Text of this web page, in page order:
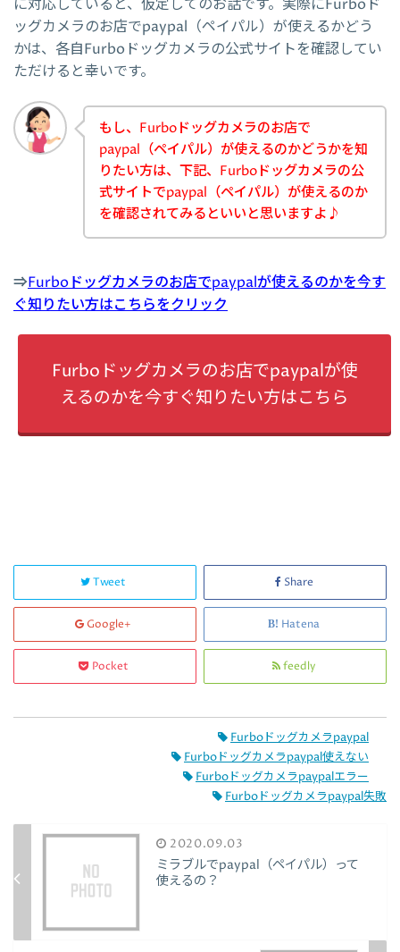
に対応していると、仮定してのお話です。実際にFurboド
ッグカメラのお店でpaypal（ペイパル）が使えるかどう
かは、各自Furboドッグカメラの公式サイトを確認してい
ただけると幸いです。
もし、Furboドッグカメラのお店で
paypal（ペイパル）が使えるのかどうかを知
りたい方は、下記、Furboドッグカメラの公
式サイトでpaypal（ペイパル）が使えるのか
を確認されてみるといいと思いますよ♪
⇒Furboドッグカメラのお店でpaypalが使えるのかを今す
ぐ知りたい方はこちらをクリック
Furboドッグカメラのお店でpaypalが使
えるのかを今すぐ知りたい方はこちら
Tweet Share
Google+ Hatena
Pocket feedly
Furboドッグカメラpaypal
Furboドッグカメラpaypal使えない
Furboドッグカメラpaypalエラー
Furboドッグカメラpaypal失敗
2020.09.03
ミラブルでpaypal（ペイパル）って
使えるの？